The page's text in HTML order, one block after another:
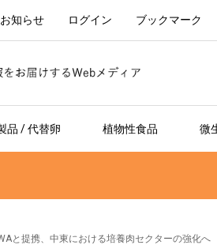
お知らせ ログイン ブックマーク
品 / 代替卵 植物性食品 微
と提携、中東における培養肉セクターの強化へ